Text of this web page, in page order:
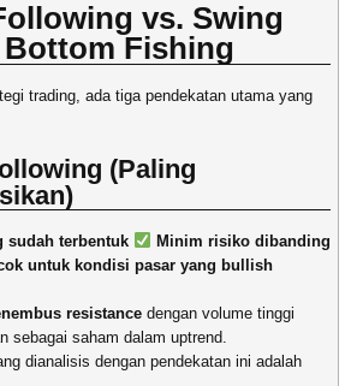
vs. Swing
Fishing
trading, ada tiga pendekatan utama yang
(Paling
sudah terbentuk
Minim risiko dibanding
untuk kondisi pasar yang bullish
resistance dengan volume tinggi
sebagai saham dalam uptrend.
dianalisis dengan pendekatan ini adalah